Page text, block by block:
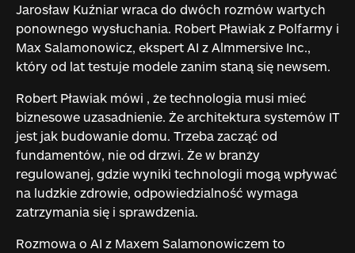
Jarosław Kuźniar wraca do dwóch rozmów wartych
ponownego wysłuchania. Robert Pławiak z Polfarmy i
Max Salamonowicz, ekspert AI z Almmersive Inc.,
który od lat testuje modele zanim staną się newsem.
Robert Pławiak mówi , że technologia musi mieć
biznesowe uzasadnienie. Że architektura systemów IT
jest jak budowanie domu. Trzeba zacząć od
fundamentów, nie od drzwi. Że w branży
regulowanej, gdzie wyniki technologii mogą wpływać
na ludzkie zdrowie, odpowiedzialność wymaga
zatrzymania się i sprawdzenia.
Rozmowa o AI z Maxem Salamonowiczem to